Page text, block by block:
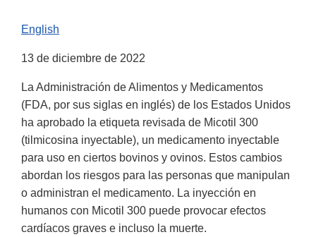
English
13 de diciembre de 2022
La Administración de Alimentos y Medicamentos
(FDA, por sus siglas en inglés) de los Estados Unidos
ha aprobado la etiqueta revisada de Micotil 300
(tilmicosina inyectable), un medicamento inyectable
para uso en ciertos bovinos y ovinos. Estos cambios
abordan los riesgos para las personas que manipulan
o administran el medicamento. La inyección en
humanos con Micotil 300 puede provocar efectos
cardíacos graves e incluso la muerte.